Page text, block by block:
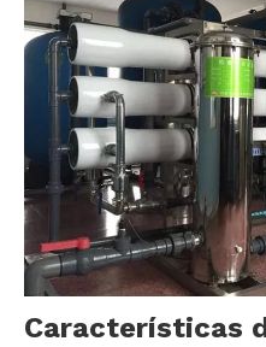
Características